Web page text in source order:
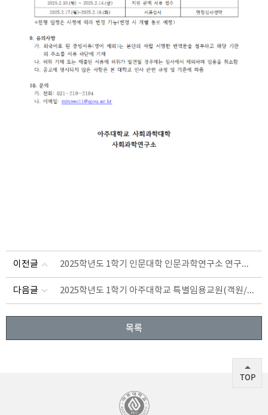
이전글 2025학년도 1학기 인문대학 인문과학연구소 연구교수 초빙 공고 (연장 공고)
다음글 2025학년도 1학기 아주대학교 특별임용교원(객원/겸임교수) 공개초빙 4차 공고
목록
TOP